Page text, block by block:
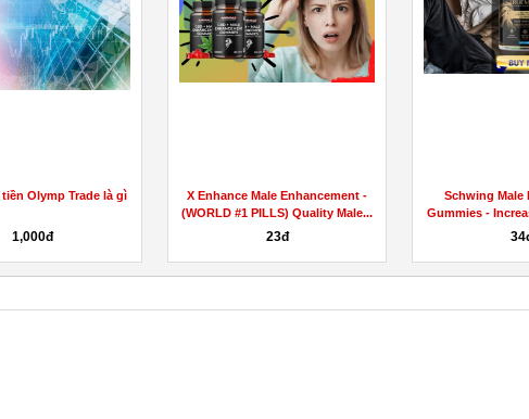
Olymp Trade là gì
1,000đ
X Enhance Male Enhancement -
(WORLD #1 PILLS) Quality Male...
23đ
Schwing Male
Gummies -